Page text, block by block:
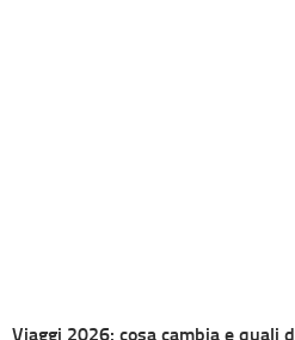
Viaggi 2026: cosa cambia e quali